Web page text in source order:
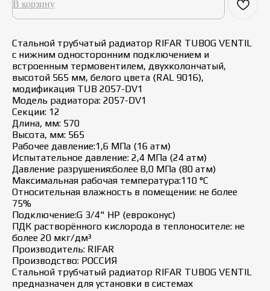
В корзину
Стальной трубчатый радиатор RIFAR TUBOG VENTIL
с нижним односторонним подключением и
встроенным термовентилем, двухколончатый,
высотой 565 мм, белого цвета (RAL 9016),
модификация TUB 2057-DV1
Модель радиатора: 2057-DV1
Секции: 12
Длина, мм: 570
Высота, мм: 565
Рабочее давление:1,6 МПа (16 атм)
Испытательное давление: 2,4 МПа (24 атм)
Давление разрушения:более 8,0 МПа (80 атм)
Максимальная рабочая температура:110 °C
Относительная влажность в помещении: не более
75%
Подключение:G 3/4" НР (евроконус)
ПДК растворённого кислорода в теплоносителе: не
более 20 мкг/дм³
Производитель: RIFAR
Производство: РОССИЯ
Стальной трубчатый радиатор RIFAR TUBOG VENTIL
предназначен для установки в системах